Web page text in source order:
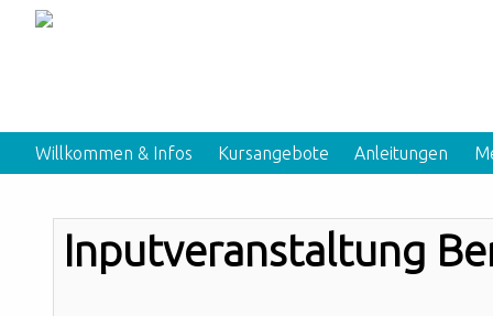
Willkommen & Infos Kursangebote Anleitungen
Inputveranstaltung